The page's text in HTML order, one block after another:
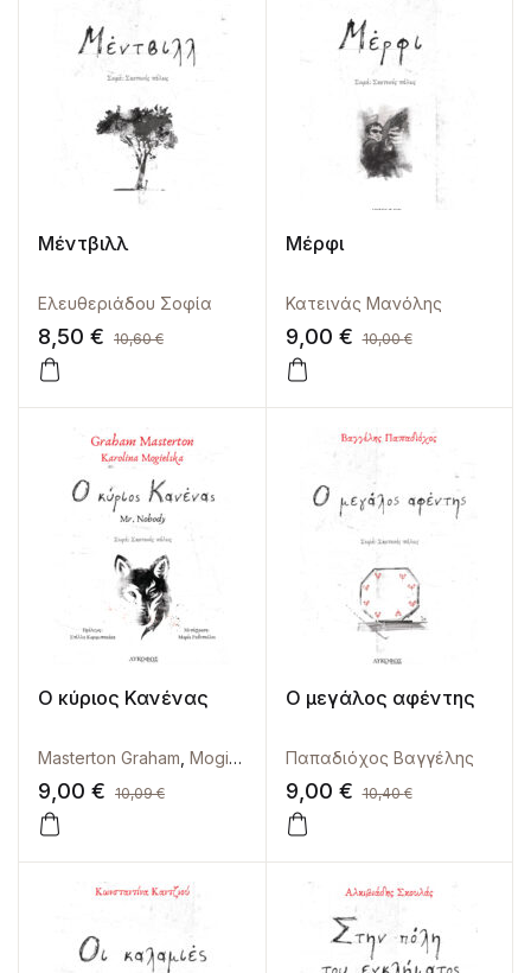
Μέντβιλλ
Ελευθεριάδου Σοφία
8,50 € 10,60€
Μέρφι
Κατεινάς Μανόλης
9,00 € 10,00€
Ο κύριος Κανένας
Masterton Graham Mogielska Karolina
9,00 € 10,09€
Ο μεγάλος αφέντης
Παπαδιόχος Βαγγέλης
9,00 € 10,40€